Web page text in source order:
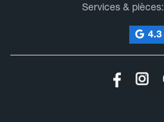
Services & pièces:
4.3